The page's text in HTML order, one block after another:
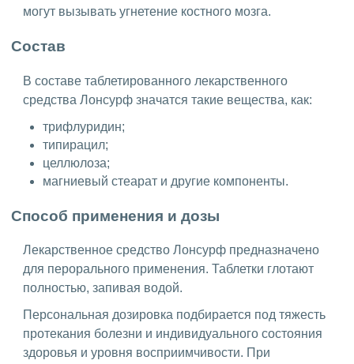
могут вызывать угнетение костного мозга.
Состав
В составе таблетированного лекарственного
средства Лонсурф значатся такие вещества, как:
трифлуридин;
типирацил;
целлюлоза;
магниевый стеарат и другие компоненты.
Способ применения и дозы
Лекарственное средство Лонсурф предназначено
для перорального применения. Таблетки глотают
полностью, запивая водой.
Персональная дозировка подбирается под тяжесть
протекания болезни и индивидуального состояния
здоровья и уровня восприимчивости. При